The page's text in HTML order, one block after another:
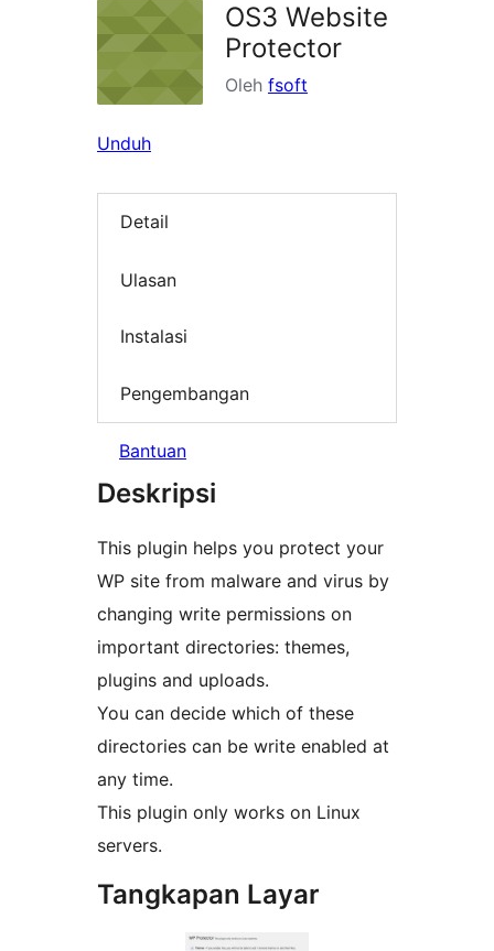
OS3 Website
Protector
Oleh fsoft
Unduh
Detail
Ulasan
Instalasi
Pengembangan
Bantuan
Deskripsi
This plugin helps you protect your
WP site from malware and virus by
changing write permissions on
important directories: themes,
plugins and uploads.
You can decide which of these
directories can be write enabled at
any time.
This plugin only works on Linux
servers.
Tangkapan Layar